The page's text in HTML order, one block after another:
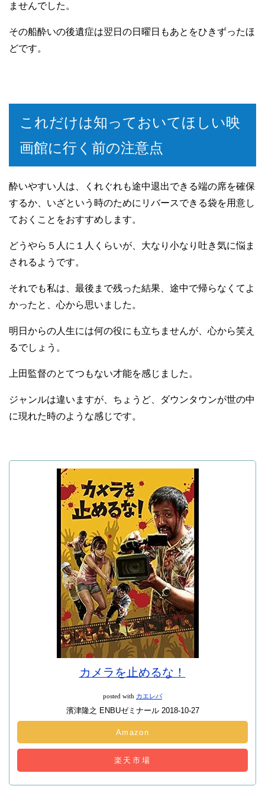
ませんでした。
その船酔いの後遺症は翌日の日曜日もあとをひきずったほ
どです。
これだけは知っておいてほしい映
画館に行く前の注意点
酔いやすい人は、くれぐれも途中退出できる端の席を確保
するか、いざという時のためにリバースできる袋を用意し
ておくことをおすすめします。
どうやら５人に１人くらいが、大なり小なり吐き気に悩ま
されるようです。
それでも私は、最後まで残った結果、途中で帰らなくてよ
かったと、心から思いました。
明日からの人生には何の役にも立ちませんが、心から笑え
るでしょう。
上田監督のとてつもない才能を感じました。
ジャンルは違いますが、ちょうど、ダウンタウンが世の中
に現れた時のような感じです。
カメラを止めるな！
posted with カエレバ
濱津隆之 ENBUゼミナール 2018-10-27
Amazon
楽天市場